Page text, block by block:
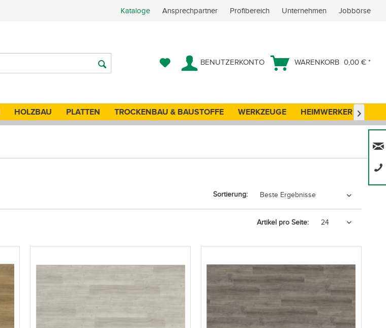
Kataloge Ansprechpartner Profibereich Unternehmen Jobbörse
BENUTZERKONTO WARENKORB 0,00 € *
HOLZBAU PLATTEN TROCKENBAU & BAUSTOFFE WERKZEUGE HEIMWERKER 
Sortierung:
Artikel pro Seite: